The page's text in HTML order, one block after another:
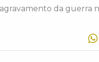
da guerra